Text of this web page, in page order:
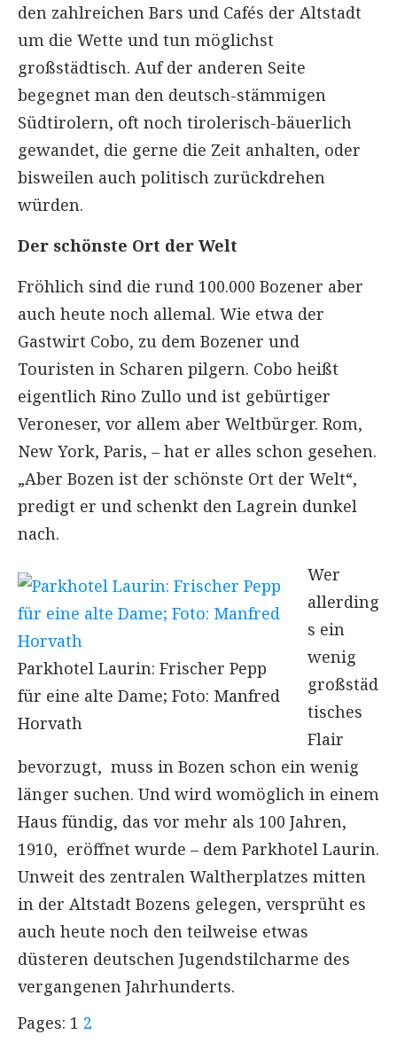
den zahlreichen Bars und Cafés der Altstadt
um die Wette und tun möglichst
großstädtisch. Auf der anderen Seite
begegnet man den deutsch-stämmigen
Südtirolern, oft noch tirolerisch-bäuerlich
gewandet, die gerne die Zeit anhalten, oder
bisweilen auch politisch zurückdrehen
würden.
Der schönste Ort der Welt
Fröhlich sind die rund 100.000 Bozener aber
auch heute noch allemal. Wie etwa der
Gastwirt Cobo, zu dem Bozener und
Touristen in Scharen pilgern. Cobo heißt
eigentlich Rino Zullo und ist gebürtiger
Veroneser, vor allem aber Weltbürger. Rom,
New York, Paris, – hat er alles schon gesehen.
„Aber Bozen ist der schönste Ort der Welt“,
predigt er und schenkt den Lagrein dunkel
nach.
Parkhotel Laurin: Frischer Pepp
für eine alte Dame; Foto: Manfred
Horvath
Wer
allerding
s ein
wenig
großstäd
tisches
Flair
bevorzugt, muss in Bozen schon ein wenig
länger suchen. Und wird womöglich in einem
Haus fündig, das vor mehr als 100 Jahren,
1910, eröffnet wurde – dem Parkhotel Laurin.
Unweit des zentralen Waltherplatzes mitten
in der Altstadt Bozens gelegen, versprüht es
auch heute noch den teilweise etwas
düsteren deutschen Jugendstilcharme des
vergangenen Jahrhunderts.
Pages: 1 2